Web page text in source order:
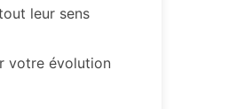
leur sens
votre évolution